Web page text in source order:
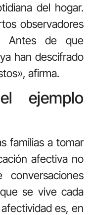
del hogar.
observadores
Antes de que
han descifrado
afirma.
ejemplo
familias a tomar
afectiva no
se vive cada
es, en